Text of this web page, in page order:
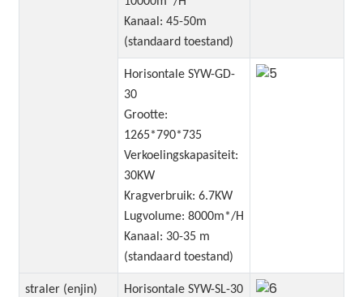
Kanaal: 45-50m
(standaard toestand)
Horisontale SYW-GD-
30
Grootte:
1265*790*735
Verkoelingskapasiteit:
30KW
Kragverbruik: 6.7KW
Lugvolume: 8000m*/H
Kanaal: 30-35 m
(standaard toestand)
straler (enjin)
Horisontale SYW-SL-30